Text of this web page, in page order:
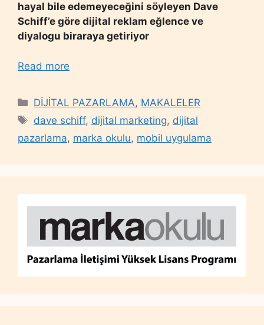
hayal bile edemeyeceğini söyleyen Dave
Schiff’e göre dijital reklam eğlence ve
diyalogu biraraya getiriyor
Read more
Categories
DİJİTAL PAZARLAMA, MAKALELER
Tags
dave schiff, dijital marketing, dijital
pazarlama, marka okulu, mobil uygulama